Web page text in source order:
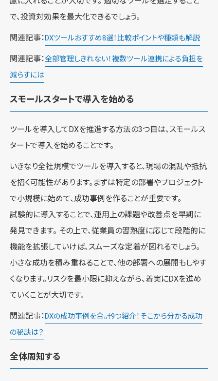
で、投資対効果を最大化できるでしょう。
関連記事：DXツールおすすめ8選！比較ポイントや種類も解説
関連記事：全部管理しきれない！複数ツール連携による負担を
減らすには
スモールスタートで導入を始める
ツールを導入してDXを推進する方法の3つ目は、スモールス
タートで導入を始めることです。
いきなり全社規模でツールを導入すると、現場の混乱や抵抗
を招く可能性があります。まずは特定の部署やプロジェクト
で小規模に始めて、成功事例を作ることが重要です。
試験的に導入することで、運用上の課題や改善点を早期に
発見できます。 その上で、従業員の習熟度に応じて段階的に
機能を拡張していけば、スムーズな定着が図れるでしょう。
小さな成功を積み重ねることで、他の部署への展開もしやす
くなります。リスクを最小限に抑えながら、着実にDXを進め
ていくことが大切です。
関連記事：DXの成功事例を合計9つ紹介！そこから分かる成功
の秘訣は？
全体周知する